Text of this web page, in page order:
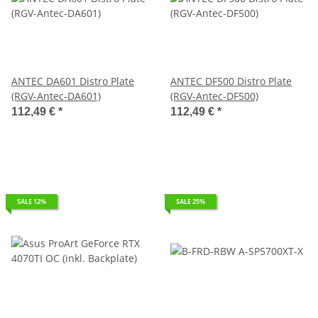
ANTEC DA601 Distro Plate
(RGV-Antec-DA601)
112,49 € *
ANTEC DF500 Distro Plate
(RGV-Antec-DF500)
112,49 € *
SALE 12% SALE 25%